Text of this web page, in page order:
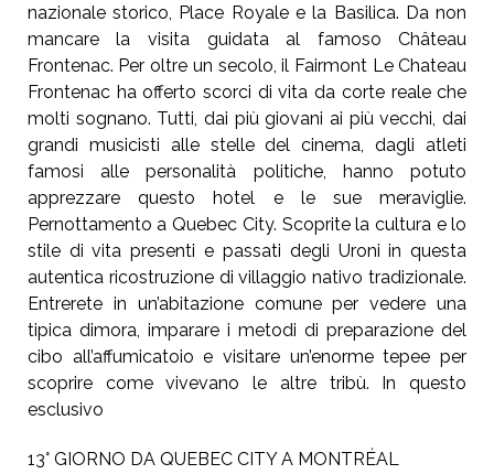
nazionale storico, Place Royale e la Basilica. Danon
mancare la visita guidata al famoso Château
Frontenac. Per oltre un secolo, il Fairmont Le Chateau
Frontenac haofferto scorci di vita da corte reale che
molti sognano. Tutti, dai piùgiovani ai più vecchi, dai
grandi musicisti alle stelle del cinema, dagliatleti
famosi alle personalità politiche, hanno potuto
apprezzare questohotel e le sue meraviglie.
Pernottamento a Quebec City. Scoprite la cultura e lo
stile di vita presenti e passati degli Uroni in questa
autentica ricostruzione divillaggio nativo tradizionale.
Entrerete in un’abitazione comune per vedere una
tipica dimora, imparare imetodi di preparazione del
cibo all’affumicatoio e visitare un’enormetepee per
scoprire come vivevano le altre tribù. In questo
esclusivo
13° GIORNO DA QUEBEC CITY A MONTRÉAL